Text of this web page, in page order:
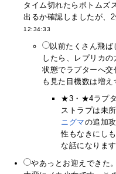
タイム切れたらボトム
出るか確認しましたが、
12:34:33
以前たくさん飛
したら、レプリカ
状態でラプターへ
も見た目機数は増え
★3・★4ラプタ
ストラプは未
ニグマの追加
性もなきにし
な話になりま
やあっとお迎えできた